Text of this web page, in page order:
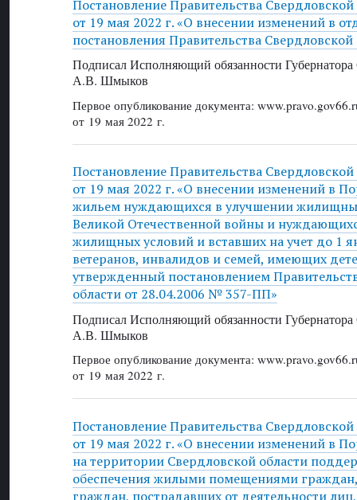
Постановление Правительства
от 19 мая 2022 г. «О внесении изменений в
постановления Правительства Свердловской
Подписал Исполняющий обязанности Губернатора
А.В. Шмыков
Первое опубликование документа:
от 19 мая 2022 г.
Постановление Правительства
от 19 мая 2022 г. «О внесении изменений в
жильем нуждающихся в улучшении
Великой Отечественной войны и
жилищных условий и вставших на учет до 1
ветеранов, инвалидов и семей, имеющих
утвержденный постановлением
области от 28.04.2006 № 357-ПП»
Подписал Исполняющий обязанности Губернатора
А.В. Шмыков
Первое опубликование документа:
от 19 мая 2022 г.
Постановление Правительства
от 19 мая 2022 г. «О внесении изменений в
на территории Свердловской области
обеспечения жилыми помещениями
граждан, пострадавших от деятельности